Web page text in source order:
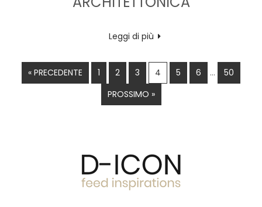
Leggi di più
« PRECEDENTE 1 2 3 4 5 6 …
50
PROSSIMO »